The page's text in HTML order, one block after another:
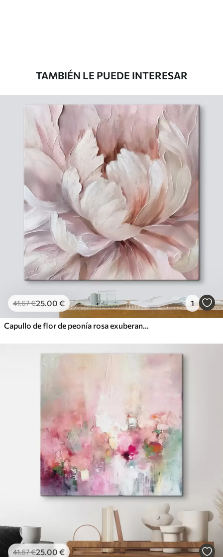
TAMBIÉN LE PUEDE INTERESAR
41.67€25.00 € 1
Capullo de flor de peonía rosa exuberante
41.67€25.00 €